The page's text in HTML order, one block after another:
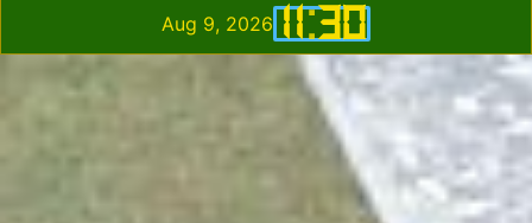
11:30
Aug 9, 2026